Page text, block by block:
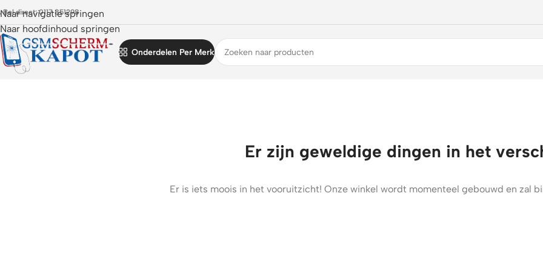
Naar navigatie springen
Naar hoofdinhoud springen
Bel direct: 0117 851298
Onderdelen Per Merk
Er zijn geweldige dingen in het
Er is iets moois in het vooruitzicht! Onze winkel wordt momenteel gebouwd en zal